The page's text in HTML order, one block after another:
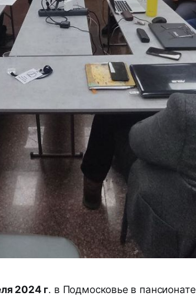
2024 г. в Подмосковье в пансионате